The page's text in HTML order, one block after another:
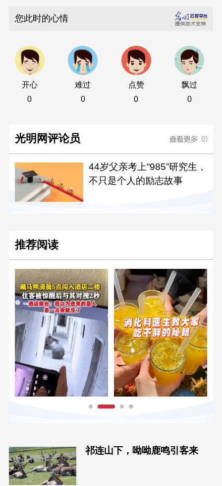
您此时的心情
开心
0
难过
0
点赞
0
飘过
0
光明网评论员
44岁父亲考上“985”研究生，
不只是个人的励志故事
推荐阅读
祁连山下，呦呦鹿鸣引客来